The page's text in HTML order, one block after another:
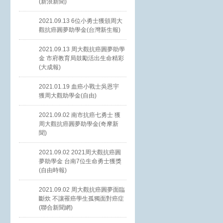
(新浪新聞)
2021.09.13 6位小勇士獲頒周大
觀抗癌圓夢助學金(台灣新生報)
2021.09.13 周大觀抗癌圓夢助學
金 市府教育局鼓勵活出生命精彩
(大成報)
2021.01.19 血癌小戰士吳恩宇
獲周大觀助學金(自由)
2021.09.02 南市抗癌七勇士 獲
周大觀抗癌圓夢助學金(奇摩新
聞)
2021.09.02 2021周大觀抗癌圓
夢助學金 台南7位生命勇士獲獎
(自由時報)
2021.09.02 周大觀抗癌圓夢面臨
斷炊 不讓罹癌學生孤獨面對癌症
(聯合新聞網)